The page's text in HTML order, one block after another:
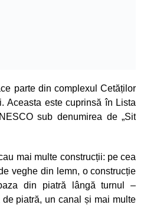
parte din complexul Cetăților
Aceasta este cuprinsă în Lista
sub denumirea de „Sit
mai multe construcții: pe cea
veghe din lemn, o construcție
din piatră lângă turnul –
piatră, un canal și mai multe